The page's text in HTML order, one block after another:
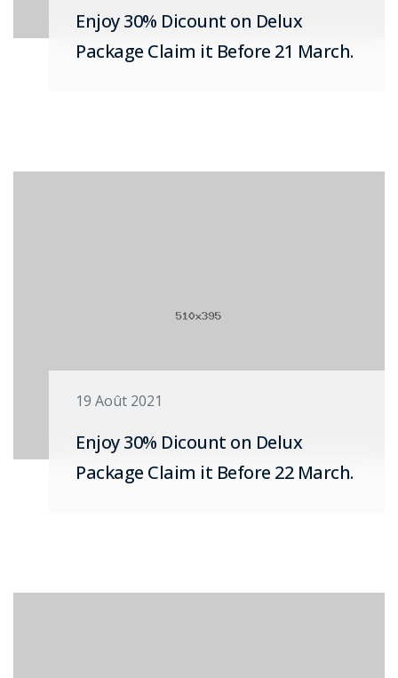
Enjoy 30% Dicount on Delux
Package Claim it Before 21 March.
Enjoy 30% Dicount on Delux
Package Claim it Before 22 March.
19 Août 2021